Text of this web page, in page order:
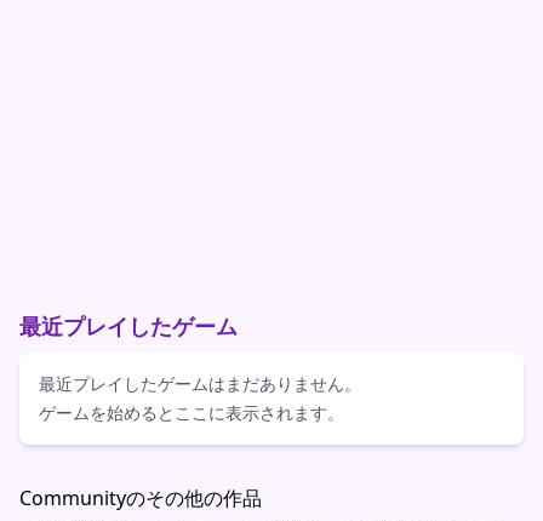
最近プレイしたゲーム
最近プレイしたゲームはまだありません。
ゲームを始めるとここに表示されます。
Communityのその他の作品